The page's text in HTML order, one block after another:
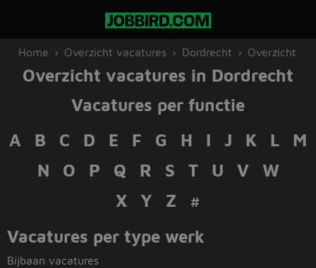
Home Overzicht vacatures Dordrecht Overzicht
Overzicht vacatures in Dordrecht
Vacatures per functie
A
B C D E F G H I J K L
M
N
O P Q R S T U V
W
X Y Z
#
Vacatures per type werk
Bijbaan vacatures